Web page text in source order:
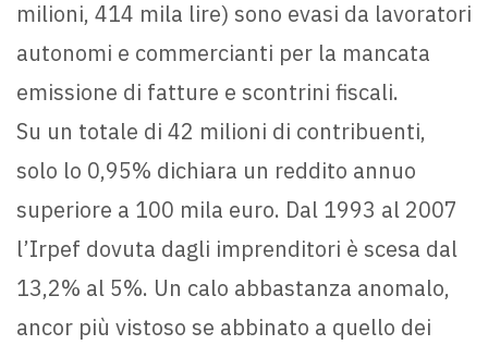
milioni, 414 mila lire) sono evasi da lavoratori
autonomi e commercianti per la mancata
emissione di fatture e scontrini fiscali.
Su un totale di 42 milioni di contribuenti,
solo lo 0,95% dichiara un reddito annuo
superiore a 100 mila euro. Dal 1993 al 2007
l’Irpef dovuta dagli imprenditori è scesa dal
13,2% al 5%. Un calo abbastanza anomalo,
ancor più vistoso se abbinato a quello dei